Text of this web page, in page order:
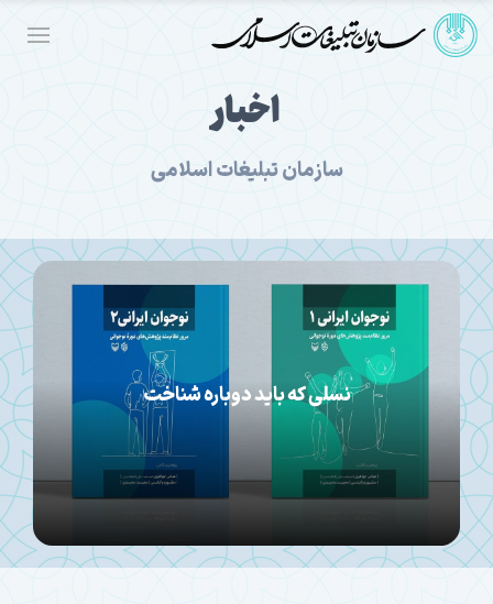
اخبار
سازمان تبلیغات اسلامی
نسلی که باید دوباره شناخت